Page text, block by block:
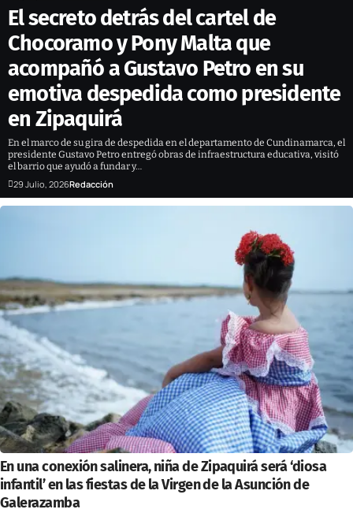
El secreto detrás del cartel de
Chocoramo y Pony Malta que
acompañó a Gustavo Petro en su
emotiva despedida como presidente
en Zipaquirá
En el marco de su gira de despedida en el departamento de Cundinamarca, el
presidente Gustavo Petro entregó obras de infraestructura educativa, visitó
el barrio que ayudó a fundar y…
29 Julio, 2026Redacción
En una conexión salinera, niña de Zipaquirá será ‘diosa
infantil’ en las fiestas de la Virgen de la Asunción de
Galerazamba